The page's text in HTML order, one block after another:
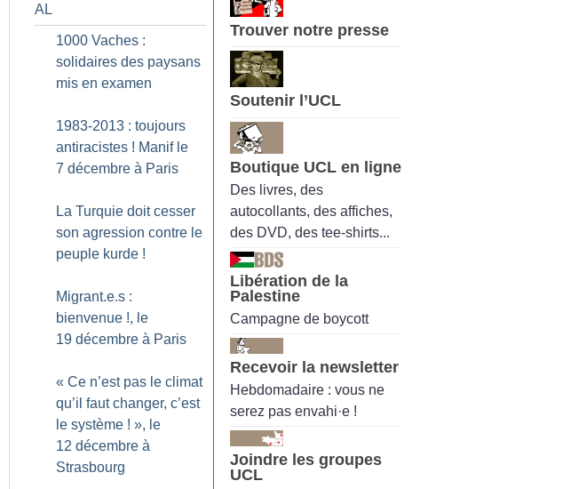
AL
1000 Vaches :
solidaires des paysans
mis en examen
1983-2013 : toujours
antiracistes ! Manif le
7 décembre à Paris
La Turquie doit cesser
son agression contre le
peuple kurde !
Migrant.e.s :
bienvenue !, le
19 décembre à Paris
« Ce n’est pas le climat
qu’il faut changer, c’est
le système ! », le
12 décembre à
Strasbourg
Trouver notre presse
Soutenir l’UCL
Boutique UCL en ligne
Des livres, des
autocollants, des affiches,
des DVD, des tee-shirts...
Libération de la
Palestine
Campagne de boycott
Recevoir la newsletter
Hebdomadaire : vous ne
serez pas envahi·e !
Joindre les groupes
UCL